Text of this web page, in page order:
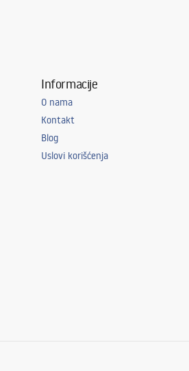
Informacije
O nama
Kontakt
Blog
Uslovi korišćenja